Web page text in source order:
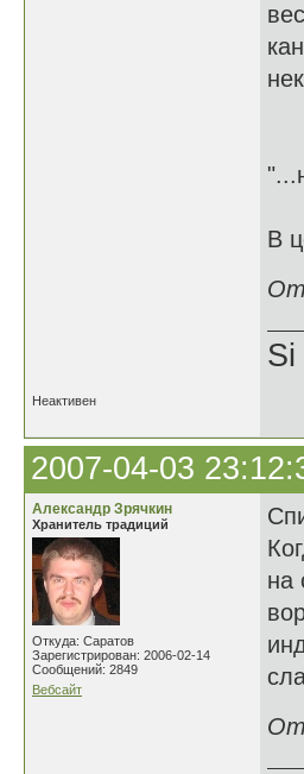
В
Si
Неактивен
2007-04-03
Александр Зрячкин
Хранитель традиций
Откуда: Саратов
Зарегистрирован: 2006-02-14
Сообщений: 2849
Вебсайт
на